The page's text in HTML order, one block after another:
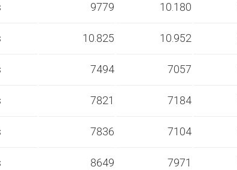
9779 10.180
10.825 10.952
7494 7057
7821 7184
7836 7104
8649 7971